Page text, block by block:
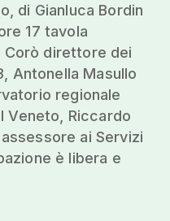
di Gianluca Bordin
17 tavola
Corò direttore dei
Antonella Masullo
regionale
Veneto, Riccardo
ai Servizi
è libera e